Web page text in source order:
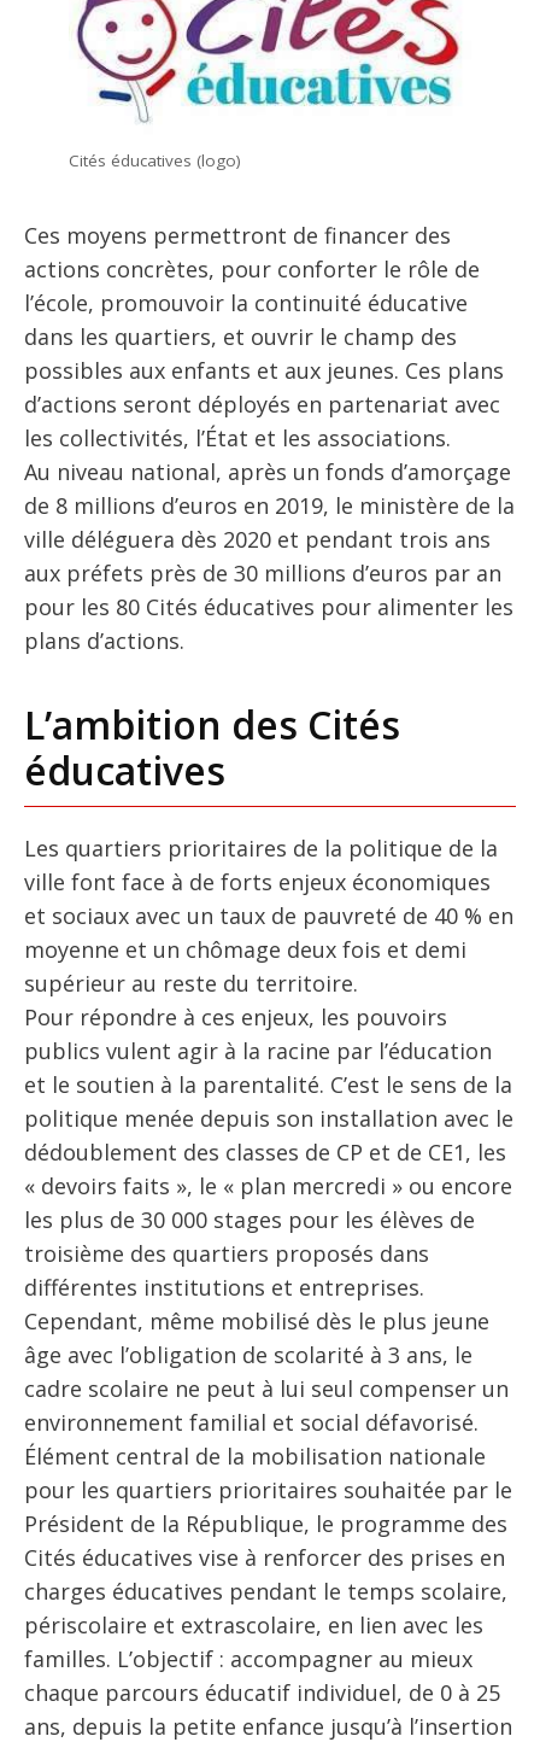
Cités éducatives (logo)
Ces moyens permettront de financer des
actions concrètes, pour conforter le rôle de
l’école, promouvoir la continuité éducative
dans les quartiers, et ouvrir le champ des
possibles aux enfants et aux jeunes. Ces plans
d’actions seront déployés en partenariat avec
les collectivités, l’État et les associations.
Au niveau national, après un fonds d’amorçage
de 8 millions d’euros en 2019, le ministère de la
ville déléguera dès 2020 et pendant trois ans
aux préfets près de 30 millions d’euros par an
pour les 80 Cités éducatives pour alimenter les
plans d’actions.
L’ambition des Cités
éducatives
Les quartiers prioritaires de la politique de la
ville font face à de forts enjeux économiques
et sociaux avec un taux de pauvreté de 40 % en
moyenne et un chômage deux fois et demi
supérieur au reste du territoire.
Pour répondre à ces enjeux, les pouvoirs
publics vulent agir à la racine par l’éducation
et le soutien à la parentalité. C’est le sens de la
politique menée depuis son installation avec le
dédoublement des classes de CP et de CE1, les
« devoirs faits », le « plan mercredi » ou encore
les plus de 30 000 stages pour les élèves de
troisième des quartiers proposés dans
différentes institutions et entreprises.
Cependant, même mobilisé dès le plus jeune
âge avec l’obligation de scolarité à 3 ans, le
cadre scolaire ne peut à lui seul compenser un
environnement familial et social défavorisé.
Élément central de la mobilisation nationale
pour les quartiers prioritaires souhaitée par le
Président de la République, le programme des
Cités éducatives vise à renforcer des prises en
charges éducatives pendant le temps scolaire,
périscolaire et extrascolaire, en lien avec les
familles. L’objectif : accompagner au mieux
chaque parcours éducatif individuel, de 0 à 25
ans, depuis la petite enfance jusqu’à l’insertion